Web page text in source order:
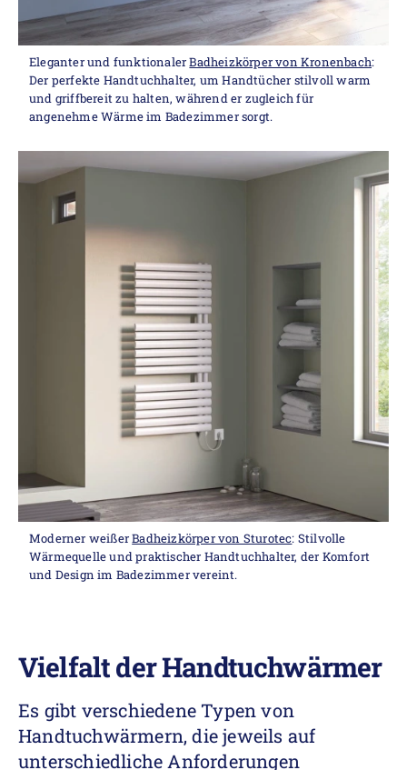
Eleganter und funktionalerBadheizkörper von Kronenbach:
Der perfekte Handtuchhalter, um Handtücher stilvoll warm
und griffbereit zu halten, während er zugleich für
angenehme Wärme im Badezimmer sorgt.
Moderner weißerBadheizkörper von Sturotec: Stilvolle
Wärmequelle und praktischer Handtuchhalter, der Komfort
und Design im Badezimmer vereint.
Vielfalt der Handtuchwärmer
Es gibt verschiedene Typen von
Handtuchwärmern, die jeweils auf
unterschiedliche Anforderungen